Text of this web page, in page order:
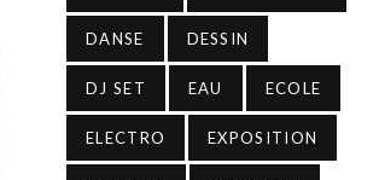
DANSE DESSIN
DJ SET EAU ECOLE
ELECTRO EXPOSITION